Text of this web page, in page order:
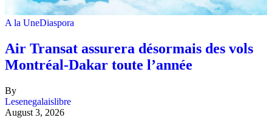
A la UneDiaspora
Air Transat assurera désormais des vols
Montréal-Dakar toute l’année
By
Lesenegalaislibre
August 3, 2026